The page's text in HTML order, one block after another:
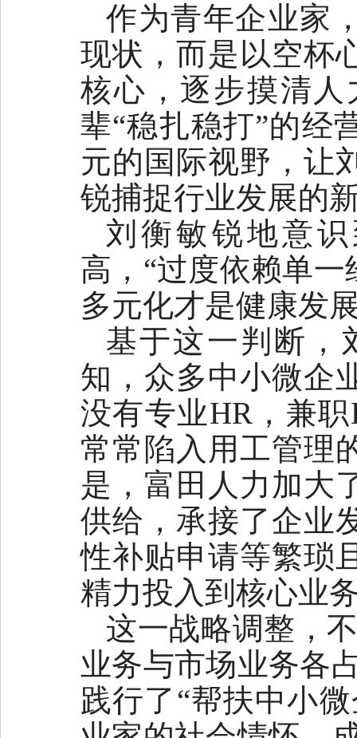
作为青年企业家
现状，而是以空杯
核心，逐步摸清
辈“稳扎稳打”的经
元的国际视野，让
锐捕捉行业发展的
刘衡敏锐地意
高，“过度依赖单
多元化才是健康发
基于这一判断，
知，众多中小微企
没有专业HR，兼
常常陷入用工管理
是，富田人力加大
供给，承接了企业
性补贴申请等繁琐
精力投入到核心业
这一战略调整，
业务与市场业务各
践行了“帮扶中小